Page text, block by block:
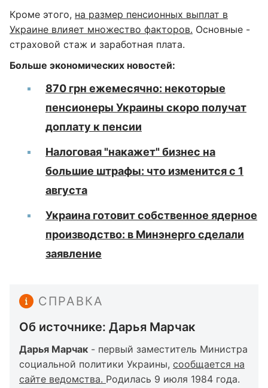
Кроме этого, на размер пенсионных выплат в
Украине влияет множество факторов. Основные -
страховой стаж и заработная плата.
Больше экономических новостей:
870 грн ежемесячно: некоторые
пенсионеры Украины скоро получат
доплату к пенсии
Налоговая "накажет" бизнес на
большие штрафы: что изменится с 1
августа
Украина готовит собственное ядерное
производство: в Минэнерго сделали
заявление
СПРАВКА
Об источнике: Дарья Марчак
Дарья Марчак - первый заместитель Министра
социальной политики Украины, сообщается на
сайте ведомства. Родилась 9 июля 1984 года.